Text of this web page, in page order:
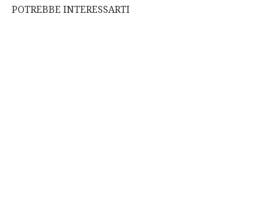
POTREBBE INTERESSARTI